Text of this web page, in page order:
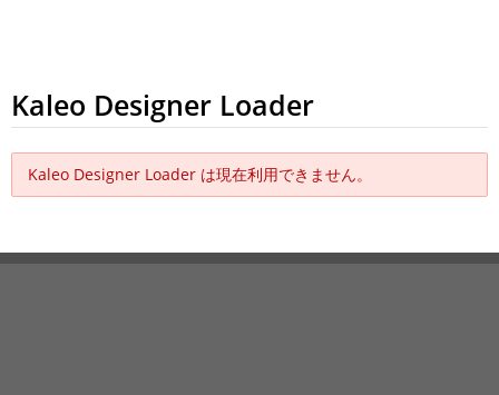
Kaleo Designer Loader
Kaleo Designer Loader は現在利用できません。